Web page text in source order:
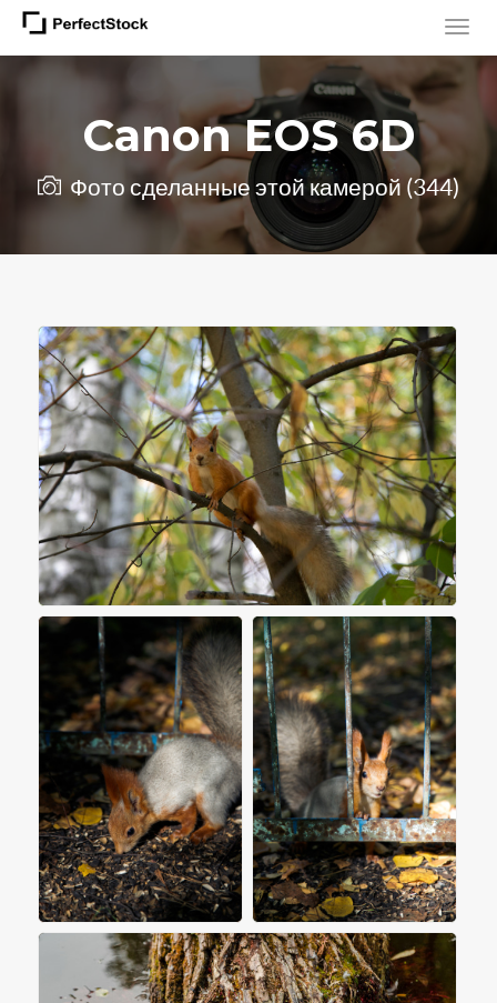
Canon EOS 6D
Фото сделанные этой камерой (344)